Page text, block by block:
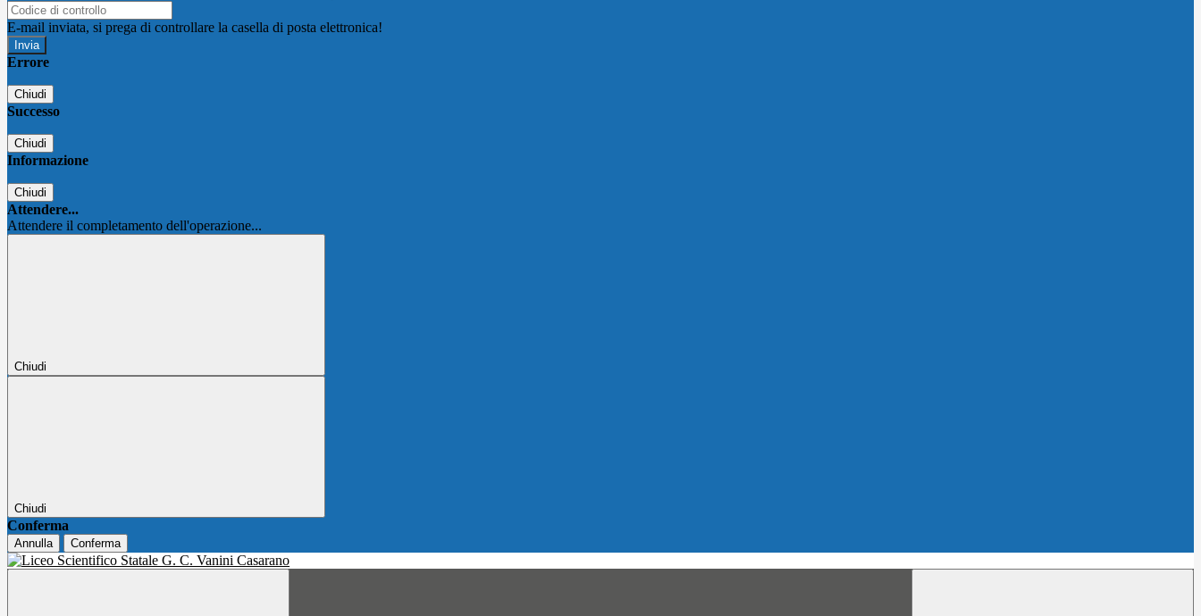
E-mail inviata, si prega di controllare la casella di posta elettronica!
Errore
Chiudi
Successo
Chiudi
Informazione
Chiudi
Attendere...
Attendere il completamento dell'operazione...
Chiudi
Chiudi
Conferma
Annulla Conferma